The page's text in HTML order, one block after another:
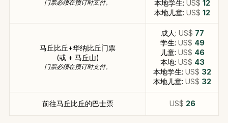
门票必须在预订时支付。 本地学生: US$ 12
本地儿童: US$ 12
马丘比丘+华纳比丘门票
(或 + 马丘山)
门票必须在预订时支付。
成人: US$ 77
学生: US$ 49
儿童: US$ 46
本地: US$ 43
本地学生: US$ 32
本地儿童: US$ 32
前往马丘比丘的巴士票 US$ 26